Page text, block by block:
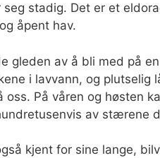
seg stadig. Det er et
åpent hav.
gleden av å bli med på
i lavvann, og plutselig
oss. På våren og høsten
av stærene
kjent for sine lange,